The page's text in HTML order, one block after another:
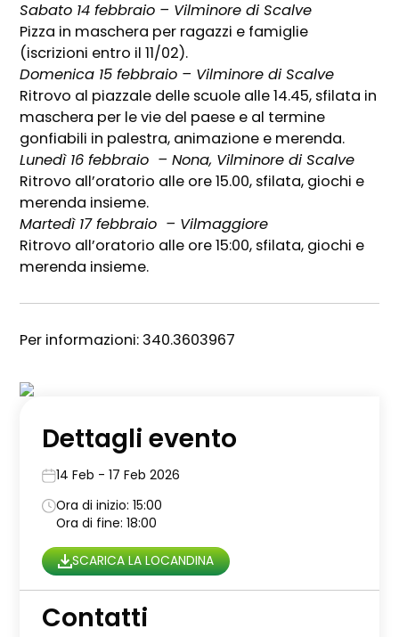
Sabato 14 febbraio – Vilminore di Scalve
Pizza in maschera per ragazzi e famiglie
(iscrizioni entro il 11/02).
Domenica 15 febbraio – Vilminore di Scalve
Ritrovo al piazzale delle scuole alle 14.45, sfilata in
maschera per le vie del paese e al termine
gonfiabili in palestra, animazione e merenda.
Lunedì 16 febbraio – Nona, Vilminore di Scalve
Ritrovo all’oratorio alle ore 15.00, sfilata, giochi e
merenda insieme.
Martedì 17 febbraio – Vilmaggiore
Ritrovo all’oratorio alle ore 15:00, sfilata, giochi e
merenda insieme.
Per informazioni: 340.3603967
Dettagli evento
14 Feb - 17 Feb 2026
Ora di inizio: 15:00
Ora di fine: 18:00
SCARICA LA LOCANDINA
Contatti